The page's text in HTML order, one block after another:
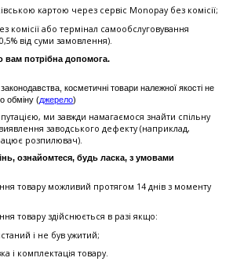
картою через сервіс Monopay без комісії;
комісії або термінал самообслуговування
від суми замовлення).
вам потрібна допомога.
косметичні товари належної якості не
обміну (джерело)
ми завжди намагаємося знайти спільну
заводського дефекту (наприклад,
розпилювач).
ознайомтеся, будь ласка, з умовами
товару можливий протягом 14 днів з моменту
товару здійснюється в разі якщо:
і не був ужитий;
і комплектація товару.